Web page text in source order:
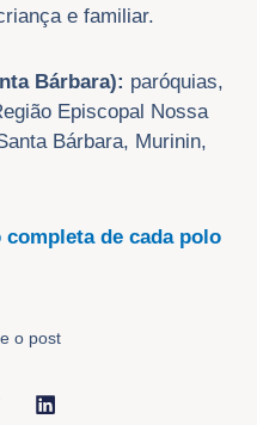
e familiar.
Bárbara): paróquias,
Episcopal Nossa
Bárbara, Murinin,
de cada polo
o post